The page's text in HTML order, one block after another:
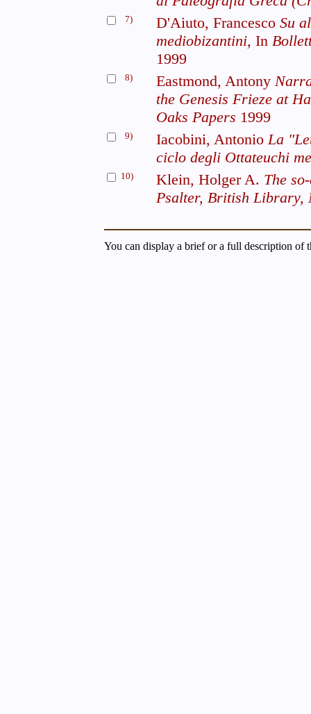
7) D'Aiuto, Francesco Su
mediobizantini, In
1999
8) Eastmond, Antony
the Genesis Frieze at
Oaks Papers 1999
9) Iacobini, AntonioLa
ciclo degli Ottateuchi
10) Klein, Holger A. The
Psalter, British Library,
You can display a brief or a full description of